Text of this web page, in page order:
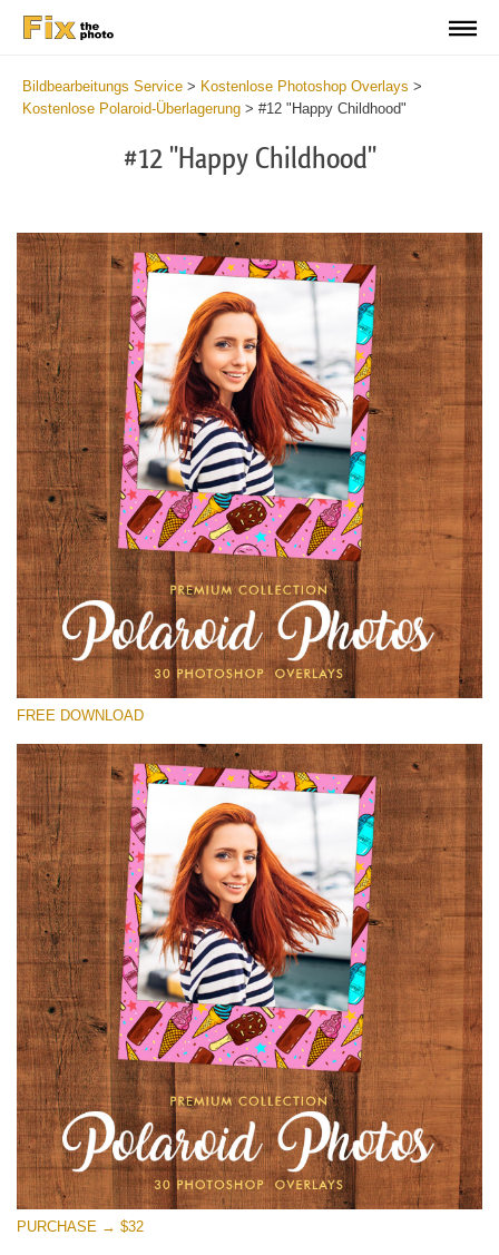
Bildbearbeitungs Service > Kostenlose Photoshop Overlays >
Kostenlose Polaroid-Überlagerung > #12 "Happy Childhood"
#12 "Happy Childhood"
Bitte wählen Sie
Free Polaroid Overlay #12
Small 800*1027px
Polaroid Photos
(30 Overlays)
Fairy Tale (344 Overlays)
Large 6000*4000px
Entire Collection
(1783 Overlays)
Large 6000*4000px
Kostenloser Download
FREE DOWNLOAD
PURCHASE → $32